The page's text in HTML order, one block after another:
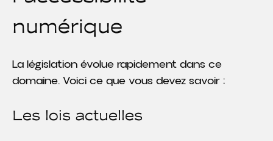
numérique
La législation évolue rapidement dans ce
domaine. Voici ce que vous devez savoir :
Les lois actuelles